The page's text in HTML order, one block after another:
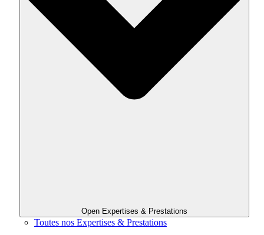
Open Expertises & Prestations
Toutes nos Expertises & Prestations